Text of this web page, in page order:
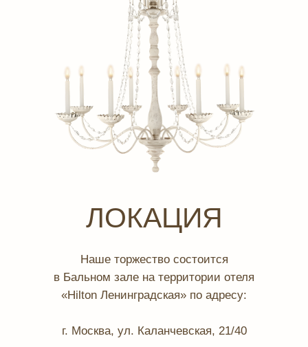
ЛОКАЦИЯ
Наше торжество состоится
в Бальном зале на территории отеля
«Hilton Ленинградская» по адресу:
г. Москва, ул. Каланчевская, 21/40